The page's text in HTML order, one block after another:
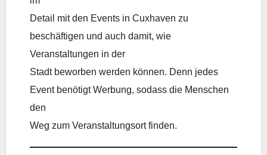
Detail mit den Events in Cuxhaven zu
beschäftigen und auch damit, wie
Veranstaltungen in der
Stadt beworben werden können. Denn jedes
Event benötigt Werbung, sodass die Menschen
den
Weg zum Veranstaltungsort finden.